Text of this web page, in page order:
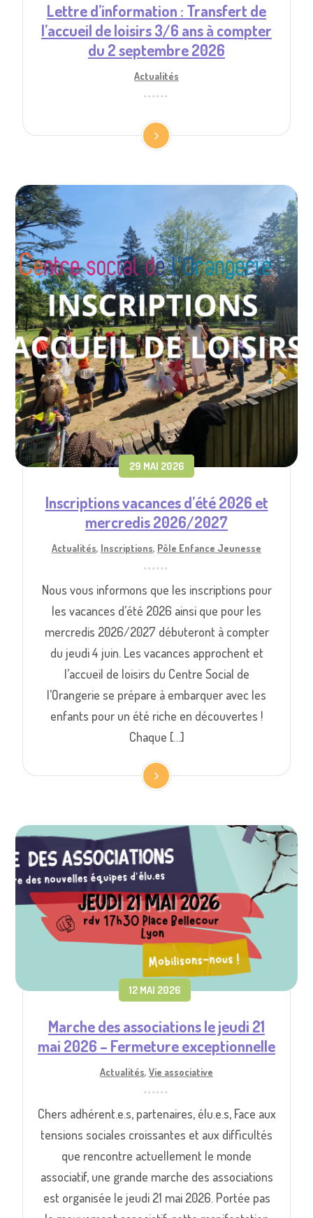
Lettre d’information : Transfert de
l’accueil de loisirs 3/6 ans à compter
du 2 septembre 2026
Actualités
29 MAI 2026
Inscriptions vacances d’été 2026 et
mercredis 2026/2027
Actualités, Inscriptions, Pôle Enfance Jeunesse
Nous vous informons que les inscriptions pour
les vacances d’été 2026 ainsi que pour les
mercredis 2026/2027 débuteront à compter
du jeudi 4 juin. Les vacances approchent et
l’accueil de loisirs du Centre Social de
l’Orangerie se prépare à embarquer avec les
enfants pour un été riche en découvertes !
Chaque […]
12 MAI 2026
Marche des associations le jeudi 21
mai 2026 – Fermeture exceptionnelle
Actualités, Vie associative
Chers adhérent.e.s, partenaires, élu.e.s, Face aux
tensions sociales croissantes et aux difficultés
que rencontre actuellement le monde
associatif, une grande marche des associations
est organisée le jeudi 21 mai 2026. Portée pas